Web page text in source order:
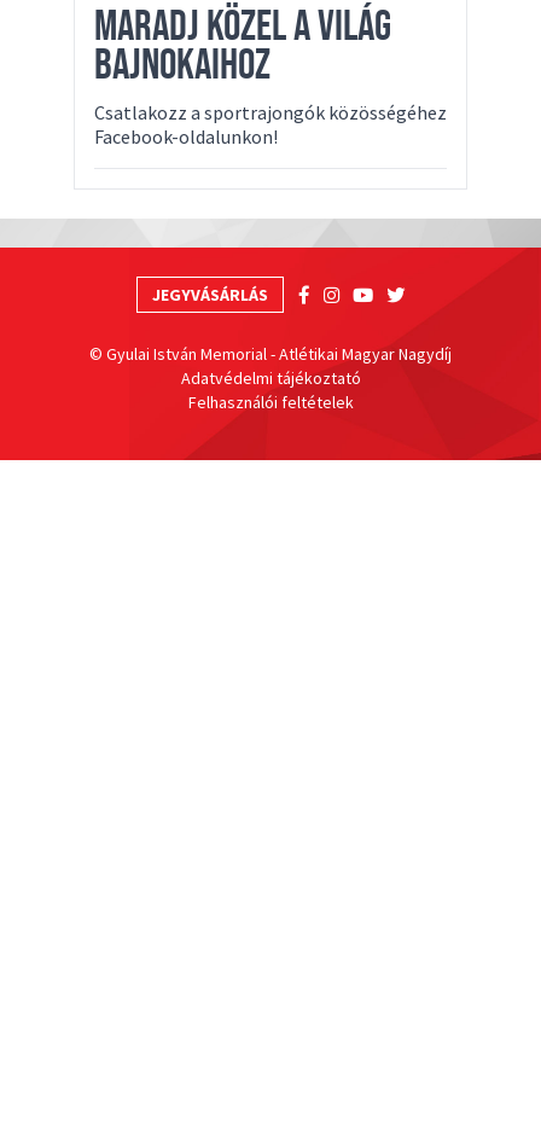
MARADJ KÖZEL A VILÁG
BAJNOKAIHOZ
Csatlakozz a sportrajongók közösségéhez
Facebook-oldalunkon!
JEGYVÁSÁRLÁS
© Gyulai István Memorial - Atlétikai Magyar Nagydíj
Adatvédelmi tájékoztató
Felhasználói feltételek